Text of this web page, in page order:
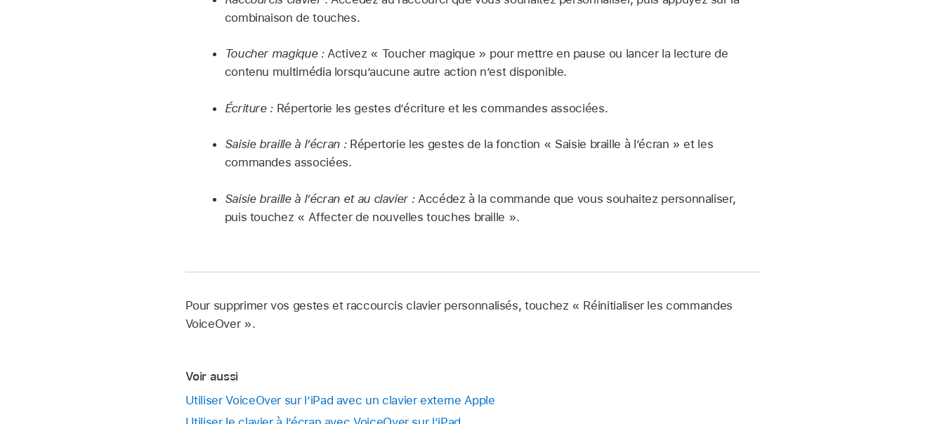
combinaison de touches.
Toucher magique :Activez « Toucher magique » pour mettre en pause ou lancer la lecture de
contenu multimédia lorsqu’aucune autre action n’est disponible.
Écriture : Répertorie les gestes d’écriture et les commandes associées.
Saisie braille à l’écran :Répertorie les gestes de la fonction « Saisie braille à l’écran » et les
commandes associées.
Saisie braille à l’écran et au clavier :Accédez à la commande que vous souhaitez personnaliser,
puis touchez « Affecter de nouvelles touches braille ».
Pour supprimer vos gestes et raccourcis clavier personnalisés, touchez « Réinitialiser les commandes
VoiceOver ».
Voir aussi
Utiliser VoiceOver sur l’iPad avec un clavier externe Apple